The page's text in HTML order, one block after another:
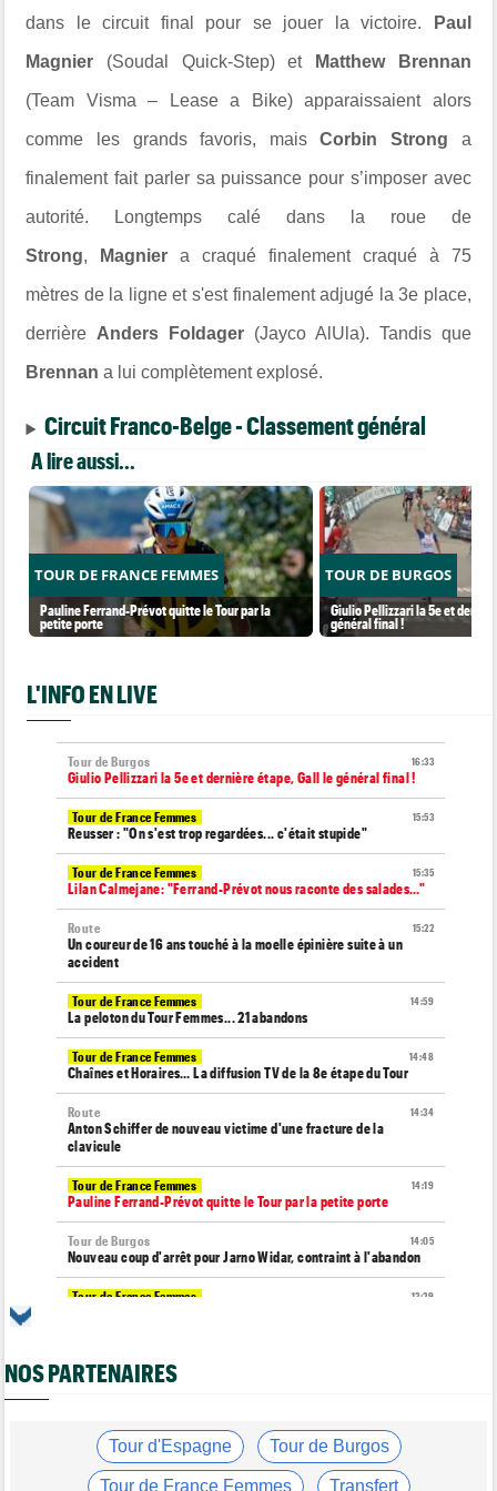
dans le circuit final pour se jouer la victoire. Paul
Magnier (Soudal Quick-Step) et Matthew Brennan
(Team Visma – Lease a Bike) apparaissaient alors
comme les grands favoris, maisCorbin Strong a
finalement fait parler sa puissance pour s’imposer avec
autorité. Longtemps calé dans la roue de
Strong, Magnier a craqué finalement craqué à 75
mètres de la ligne et s'est finalement adjugé la 3e place,
derrière Anders Foldager (Jayco AlUla). Tandis que
Brennana lui complètement explosé.
Circuit Franco-Belge - Classement général
A lire aussi...
TOUR DE FRANCE FEMMES
Pauline Ferrand-Prévot quitte le Tour par la
petite porte
TOUR DE BURGOS
Giulio Pellizzari la 5e et
général final !
L'INFO EN LIVE
16:33
Tour de Burgos
Giulio Pellizzari la 5e et dernière étape, Gall le général final !
15:53
Tour de France Femmes
Reusser : "On s'est trop regardées... c'était stupide"
15:35
Tour de France Femmes
Lilan Calmejane: "Ferrand-Prévot nous raconte des salades…"
15:22
Route
Un coureur de 16 ans touché à la moelle épinière suite à un
accident
14:59
Tour de France Femmes
La peloton du Tour Femmes... 21 abandons
14:48
Tour de France Femmes
Chaînes et Horaires… La diffusion TV de la 8e étape du Tour
14:34
Route
Anton Schiffer de nouveau victime d'une fracture de la
clavicule
14:19
Tour de France Femmes
Pauline Ferrand-Prévot quitte le Tour par la petite porte
14:05
Tour de Burgos
Nouveau coup d'arrêt pour Jarno Widar, contraint à l'abandon
13:29
Tour de France Femmes
Antonia Niedermaier : "Kasia ? J’ai toujours cru en elle"
candidater !
Tour de Burgos
NOS PARTENAIRES
Tour d'Espagne Tour de Burgos
Tour de France Femmes Transfert